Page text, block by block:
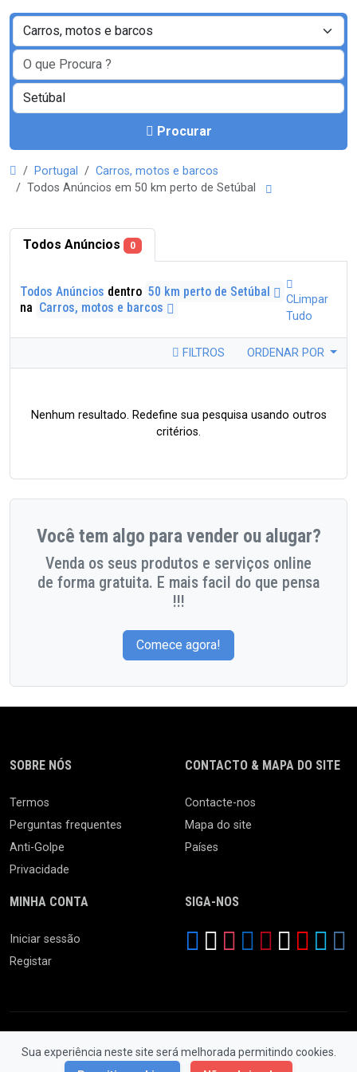
Procurar
Portugal
Carros, motos e barcos
Todos Anúncios em 50 km perto de Setúbal
Todos Anúncios 0
Todos Anúncios dentro 50 km perto de Setúbal
na Carros, motos e barcos
CLimpar
Tudo
FILTROS ORDENAR POR
Nenhum resultado. Redefine sua pesquisa usando outros
critérios.
Você tem algo para vender ou alugar?
Venda os seus produtos e serviços online
de forma gratuita. E mais facil do que pensa
!!!
Comece agora!
Sua experiência neste site será melhorada permitindo cookies.
SOBRE NÓS
Termos
Perguntas frequentes
Anti-Golpe
Privacidade
CONTACTO & MAPA DO SITE
Contacte-nos
Mapa do site
Países
MINHA CONTA
Iniciar sessão
Registar
SIGA-NOS
© 2026 Feira da Ladra. Todos os Direitos Reservados.